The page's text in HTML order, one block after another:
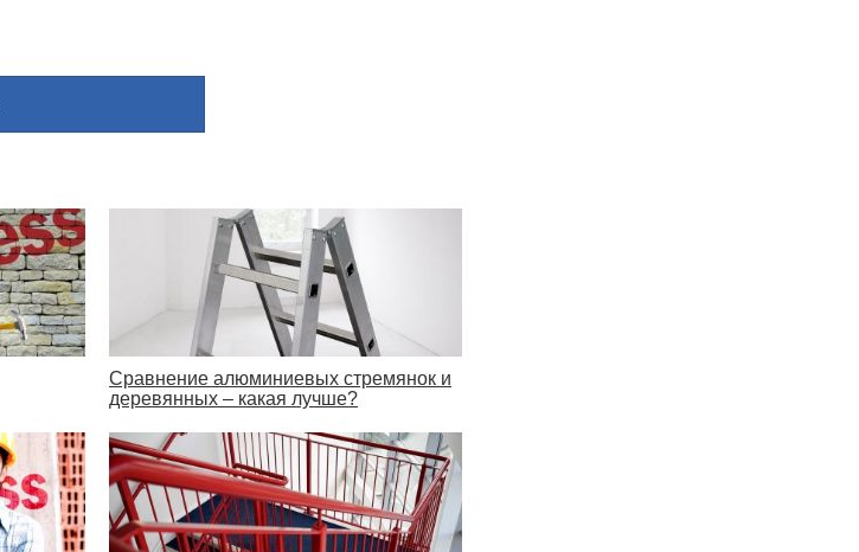
Сравнение алюминиевых стремянок и
деревянных – какая лучше?